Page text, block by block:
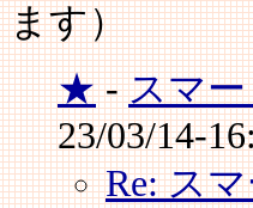
ます）
★-スマ
23/03/14-
Re: ス